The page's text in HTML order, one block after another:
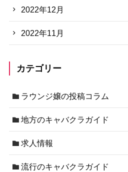
2022年12月
2022年11月
カテゴリー
ラウンジ嬢の投稿コラム
地方のキャバクラガイド
求人情報
流行のキャバクラガイド